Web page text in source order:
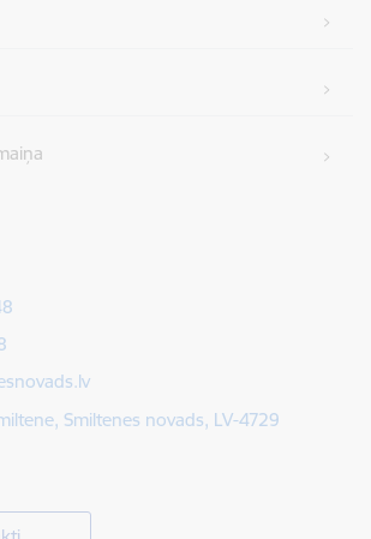
Smiltenes novads, LV-4729